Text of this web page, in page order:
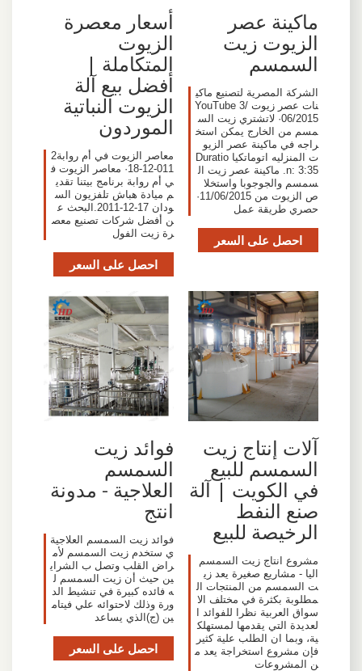
ماكينة عصر
الزيوت زيت
السمسم
الشركة المصرية لتصنيع ماكي
نات عصر زيوت YouTube 3/
06/2015· لاتشتري زيت الس
مسم من الخارج يمكن استخ
راجه في ماكينة عصر الزيو
ت المنزليه اتوماتكيا Duratio
n: 3:35. ماكينة عصر زيت ال
سمسم والجوجوبا واستخلا
ص الزيوت من 11/06/2015·
حصري طريقة عمل
احصل على السعر
أسعار معصرة
الزيوت
المتكاملة |
أفضل بيع آلة
الزيوت النباتية
الموردون
معاصر الزيوت في أم روابة2
011-12-18· معاصر الزيوت ف
ي أم روابة برنامج بيتنا تقدي
م ميادة هباش تلفزيون الس
ودان 17-12-2011.البحث ع
ن أفضل شركات تصنيع معص
رة زيت الفول
احصل على السعر
آلات إنتاج زيت
السمسم للبيع
في الكويت | آلة
صنع النفط
الرخيصة للبيع
مشروع انتاج زيت السمسم
اليا - مشاريع صغيرة يعد زي
ت السمسم من المنتجات ال
مطلوبة بكثرة في مختلف الا
سواق العربية نظرا للفوائد ا
لعديدة التي يقدمها لمستهلك
ية، وبما ان الطلب علية كثير
فإن مشروع استخراجة يعد م
ن المشروعات
فوائد زيت
السمسم
العلاجية - مدونة
انتج
فوائد زيت السمسم العلاجية
ي ستخدم زيت السمسم لأم
راض القلب وتصل ب الشراي
ين حيث أن زيت السمسم ل
ه فائده كبيرة في تنشيط الد
ورة وذلك لاحتوائه علي فيتام
ين (ج)الذي يساعد
احصل على السعر